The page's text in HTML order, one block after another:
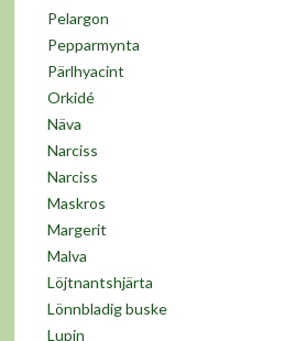
Pelargon
Pepparmynta
Pärlhyacint
Orkidé
Näva
Narciss
Narciss
Maskros
Margerit
Malva
Löjtnantshjärta
Lönnbladig buske
Lupin